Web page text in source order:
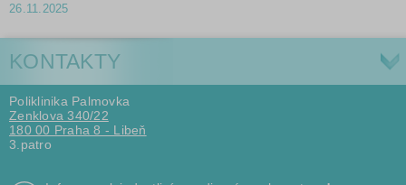
26.11.2025
KONTAKTY
Poliklinika Palmovka
Zenklova 340/22
180 00 Praha 8 - Libeň
3.patro